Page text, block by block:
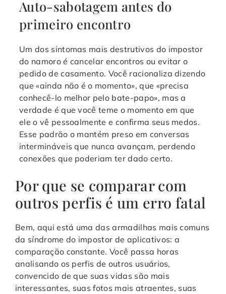
Auto-sabotagem antes do
primeiro encontro
Um dos sintomas mais destrutivos do impostor
do namoro é cancelar encontros ou evitar o
pedido de casamento. Você racionaliza dizendo
que «ainda não é o momento», que «precisa
conhecê-lo melhor pelo bate-papo», mas a
verdade é que você teme o momento em que
ele o vê pessoalmente e confirma seus medos.
Esse padrão o mantém preso em conversas
intermináveis que nunca avançam, perdendo
conexões que poderiam ter dado certo.
Por que se comparar com
outros perfis é um erro fatal
Bem, aqui está uma das armadilhas mais comuns
da síndrome do impostor de aplicativos: a
comparação constante. Você passa horas
analisando os perfis de outros usuários,
convencido de que suas vidas são mais
interessantes, suas fotos mais atraentes, suas